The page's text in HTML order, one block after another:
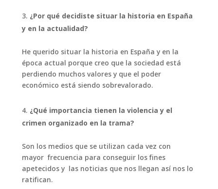
¿Por qué decidiste situar la historia en España
y en la actualidad?
He querido situar la historia en España y en la
época actual porque creo que la sociedad está
perdiendo muchos valores y que el poder
económico está siendo sobrevalorado.
¿Qué importancia tienen la violencia y el
crimen organizado en la trama?
Son los medios que se utilizan cada vez con
mayor frecuencia para conseguir los fines
apetecidos y las noticias que nos llegan así nos lo
ratifican.